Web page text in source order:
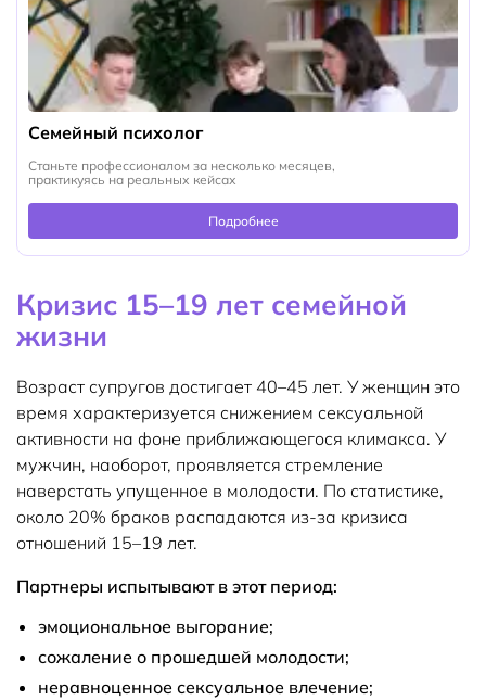
Семейный психолог
Станьте профессионалом за несколько месяцев,
практикуясь на реальных кейсах
Подробнее
Кризис 15–19 лет семейной
жизни
Возраст супругов достигает 40–45 лет. У женщин это
время характеризуется снижением сексуальной
активности на фоне приближающегося климакса. У
мужчин, наоборот, проявляется стремление
наверстать упущенное в молодости. По статистике,
около 20% браков распадаются из-за кризиса
отношений 15–19 лет.
Партнеры испытывают в этот период:
эмоциональное выгорание;
сожаление о прошедшей молодости;
неравноценное сексуальное влечение;